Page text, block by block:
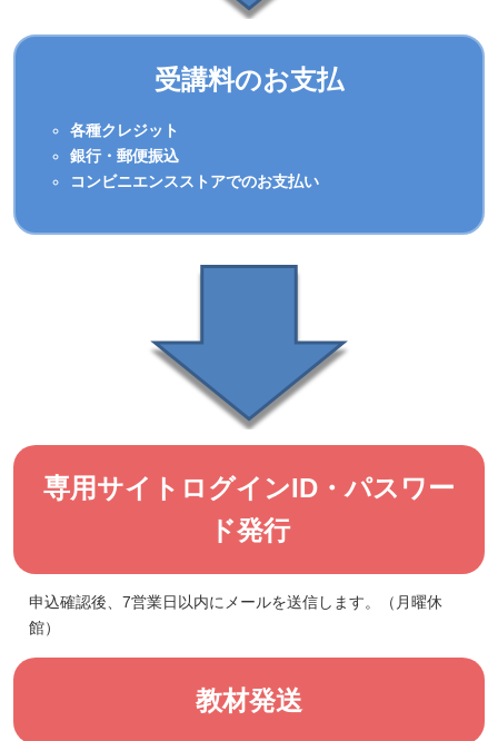
受講料のお支払
各種クレジット
銀行・郵便振込
コンビニエンスストアでのお支払い
専用サイトログインID・パスワー
ド発行
申込確認後、7営業日以内にメールを送信します。（月曜休
館）
教材発送